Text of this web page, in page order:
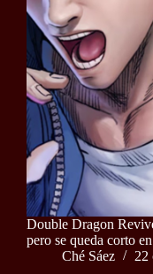
Double Dragon
pero se queda corto
Ché Sáez
22